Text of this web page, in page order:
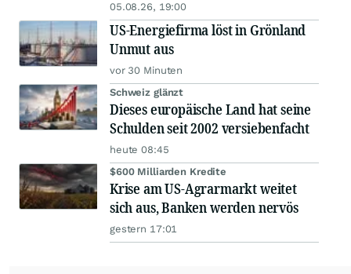
05.08.26, 19:00
US-Energiefirma löst in Grönland
Unmut aus
vor 30 Minuten
Schweiz glänzt
Dieses europäische Land hat seine
Schulden seit 2002 versiebenfacht
heute 08:45
$600 Milliarden Kredite
Krise am US-Agrarmarkt weitet
sich aus, Banken werden nervös
gestern 17:01